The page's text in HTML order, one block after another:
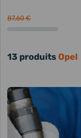
87,60 €
13 produits Opel